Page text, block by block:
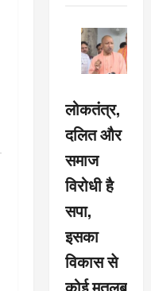
लोकतंत्र,
दलित और
समाज
विरोधी है
सपा,
इसका
विकास से